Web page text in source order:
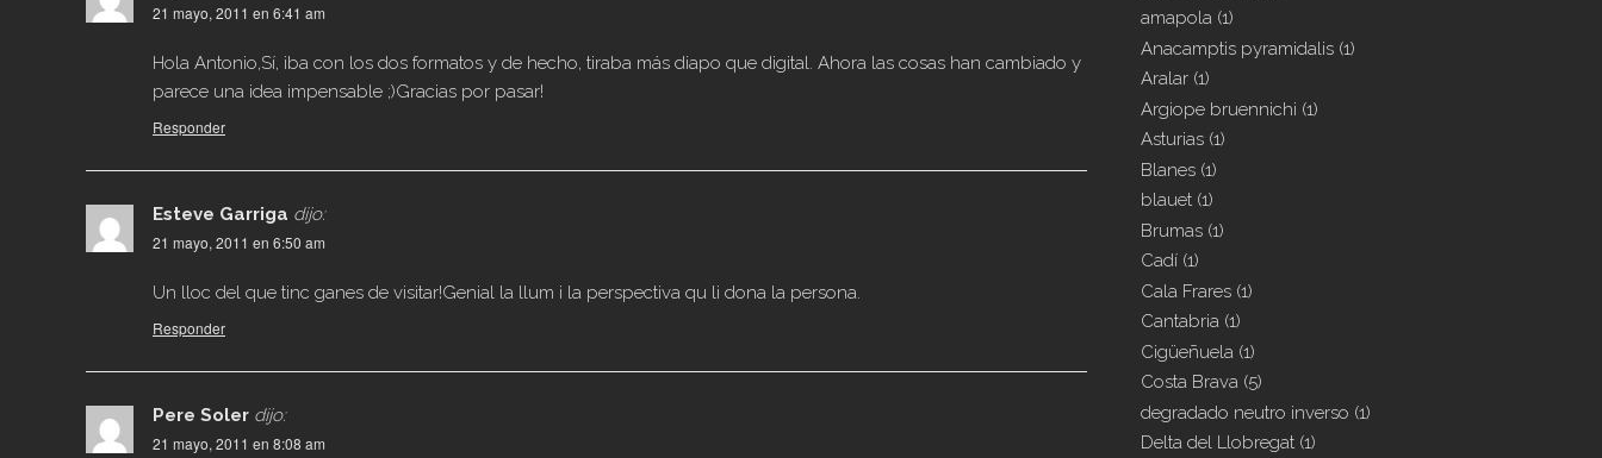
21 mayo, 2011 en 6:41 am
Hola Antonio,Sí, iba con los dos formatos y de hecho, tiraba más diapo que digital. Ahora las cosas han cambiado y
parece una idea impensable ;)Gracias por pasar!
Responder
Esteve Garriga dijo:
21 mayo, 2011 en 6:50 am
Un lloc del que tinc ganes de visitar!Genial la llum i la perspectiva qu li dona la persona.
Responder
Pere Soler dijo:
21 mayo, 2011 en 8:08 am
amapola (1)
Anacamptis pyramidalis (1)
Aralar (1)
Argiope bruennichi (1)
Asturias (1)
Blanes (1)
blauet (1)
Brumas (1)
Cadí (1)
Cala Frares (1)
Cantabria (1)
Cigüeñuela (1)
Costa Brava (5)
degradado neutro inverso (1)
Delta del Llobregat (1)